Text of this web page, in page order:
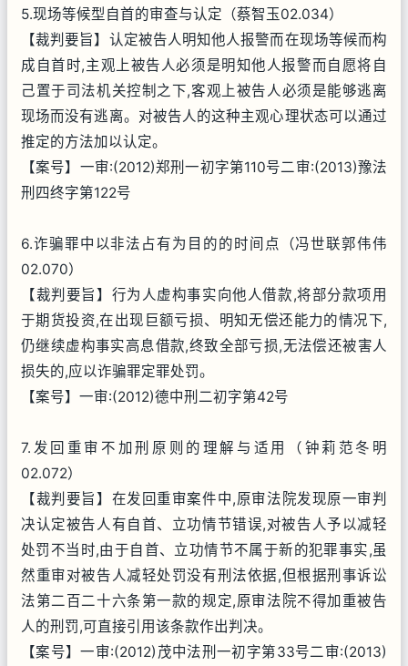
5.现场等候型自首的审查与认定（蔡智玉02.034）
【裁判要旨】认定被告人明知他人报警而在现场等候而构
成自首时,主观上被告人必须是明知他人报警而自愿将自
己置于司法机关控制之下,客观上被告人必须是能够逃离
现场而没有逃离。对被告人的这种主观心理状态可以通过
推定的方法加以认定。
【案号】一审:(2012)郑刑一初字第110号二审:(2013)豫法
刑四终字第122号
6.诈骗罪中以非法占有为目的的时间点（冯世联郭伟伟
02.070）
【裁判要旨】行为人虚构事实向他人借款,将部分款项用
于期货投资,在出现巨额亏损、明知无偿还能力的情况下,
仍继续虚构事实高息借款,终致全部亏损,无法偿还被害人
损失的,应以诈骗罪定罪处罚。
【案号】一审:(2012)德中刑二初字第42号
7.发回重审不加刑原则的理解与适用（钟莉范冬明
02.072）
【裁判要旨】在发回重审案件中,原审法院发现原一审判
决认定被告人有自首、立功情节错误,对被告人予以减轻
处罚不当时,由于自首、立功情节不属于新的犯罪事实,虽
然重审对被告人减轻处罚没有刑法依据,但根据刑事诉讼
法第二百二十六条第一款的规定,原审法院不得加重被告
人的刑罚,可直接引用该条款作出判决。
【案号】一审:(2012)茂中法刑一初字第33号二审:(2013)